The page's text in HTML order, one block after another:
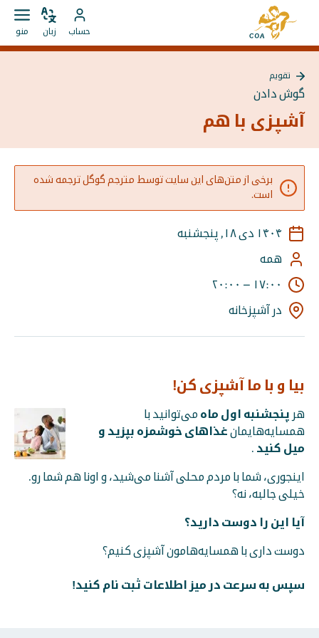
مستقیما
محتوا
صفحه
اصلی
به
حساب
حساب
زبان
تغییر
زبان
باز
منو
منو
بازگشت
به
Page
تقویم
گوش دادن
آشپزی با هم
برخی از متن‌های این سایت توسط مترجم گوگل ترجمه شده
است.
۱۴۰۴ دی ۱۸, پنجشنبه
همه
۱۷:۰۰ – ۲۰:۰۰
در آشپزخانه
بیا و با ما آشپزی کن!
هر پنجشنبه اول ماه می‌توانید با
همسایه‌هایمان غذاهای خوشمزه بپزید و
میل کنید .
اینجوری، شما با مردم محلی آشنا می‌شید، و اونا هم شما رو.
خیلی جالبه، نه؟
آیا این را دوست دارید؟
دوست داری با همسایه‌هامون آشپزی کنیم؟
سپس به سرعت در میز اطلاعات ثبت نام کنید!